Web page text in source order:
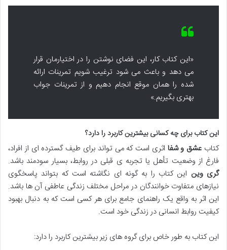
«این کتاب کار، این فضای نوشتن را در اختیارمان قرار
می دهد و باعث می شود ترغیب شویم تمرینات ارائه
شده را همان موقع انجام دهیم و از تمرینات جواب
بهتری بگیریم.»
این کتاب برای چه کسانی بیشترین کاربرد را دارد؟
کتاب عشق و شفا اثری است که می تواند برای طیف گسترده ای از افراد،
فارغ از وضعیت تأهل یا تجربه ی قبلی در روابط، بسیار سودمند باشد.
گری وین این کتاب را به گونه ای نگاشته است که بتواند پاسخگوی
نیازهای متفاوت خوانندگان در مراحل مختلف زندگی عاطفی آن ها باشد.
این اثر به واقع یک راهنمای جامع برای هر کسی است که به دنبال بهبود
کیفیت روابط انسانی در زندگی خود است.
این کتاب به طور خاص برای گروه های زیر بیشترین کاربرد را دارد: